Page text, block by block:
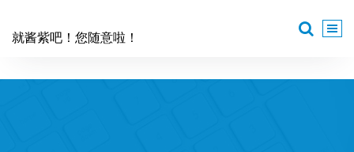
就酱紫吧！您随意啦！